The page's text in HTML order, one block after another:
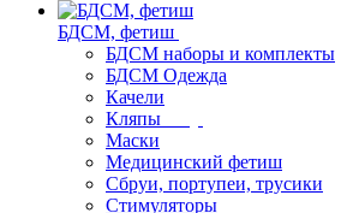
БДСМ, фетиш
БДСМ наборы и комплекты
БДСМ Одежда
Качели
Кляпы
Маски
Медицинский фетиш
Сбруи, портупеи, трусики
Стимуляторы